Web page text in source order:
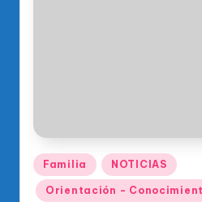
fi
ci
al
Publicado
en
Familia NOTICIAS
Orientación -